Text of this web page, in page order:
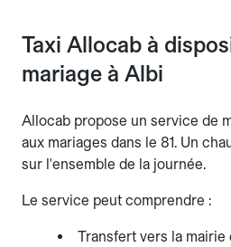
Taxi Allocab à
mariage à Albi
Allocab propose un service de
aux mariages dans le 81. Un
sur l'ensemble de la journée.
Le service peut comprendre :
Transfert vers la